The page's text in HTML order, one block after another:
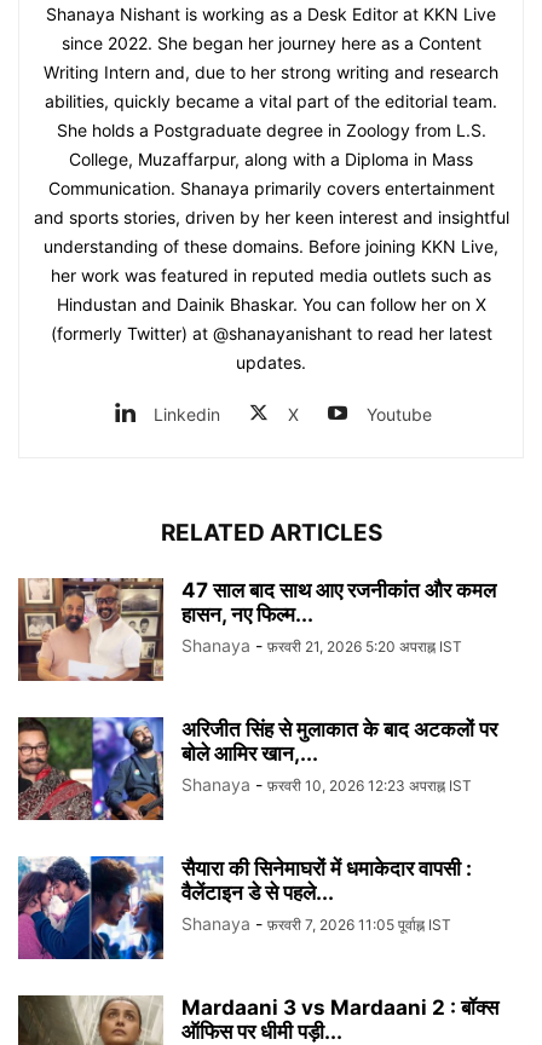
Shanaya Nishant is working as a Desk Editor at KKN Live
since 2022. She began her journey here as a Content
Writing Intern and, due to her strong writing and research
abilities, quickly became a vital part of the editorial team.
She holds a Postgraduate degree in Zoology from L.S.
College, Muzaffarpur, along with a Diploma in Mass
Communication. Shanaya primarily covers entertainment
and sports stories, driven by her keen interest and insightful
understanding of these domains. Before joining KKN Live,
her work was featured in reputed media outlets such as
Hindustan and Dainik Bhaskar. You can follow her on X
(formerly Twitter) at @shanayanishant to read her latest
updates.
Linkedin X Youtube
RELATED ARTICLES
47 साल बाद साथ आए रजनीकांत और कमल
हासन, नए फिल्म...
Shanaya - फ़रवरी 21, 2026 5:20 अपराह्न IST
अरिजीत सिंह से मुलाकात के बाद अटकलों पर
बोले आमिर खान,...
Shanaya - फ़रवरी 10, 2026 12:23 अपराह्न IST
सैयारा की सिनेमाघरों में धमाकेदार वापसी :
वैलेंटाइन डे से पहले...
Shanaya - फ़रवरी 7, 2026 11:05 पूर्वाह्न IST
Mardaani 3 vs Mardaani 2 : बॉक्स
ऑफिस पर धीमी पड़ी...